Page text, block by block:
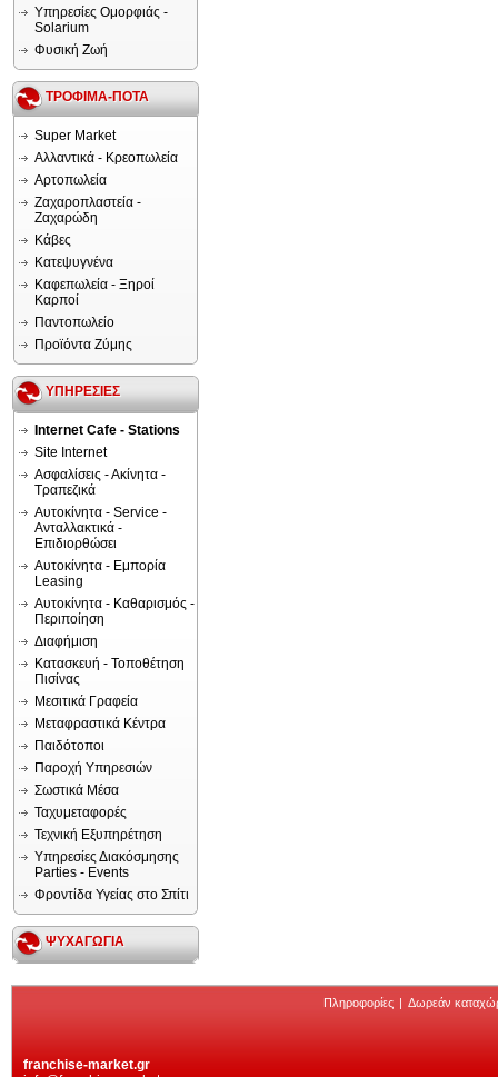
Υπηρεσίες Ομορφιάς -
Solarium
Φυσική Ζωή
ΤΡΟΦΙΜΑ-ΠΟΤΑ
Super Market
Αλλαντικά - Κρεοπωλεία
Αρτοπωλεία
Ζαχαροπλαστεία -
Ζαχαρώδη
Κάβες
Κατεψυγνένα
Καφεπωλεία - Ξηροί
Καρποί
Παντοπωλείο
Προϊόντα Ζύμης
ΥΠΗΡΕΣΙΕΣ
Internet Cafe - Stations
Site Internet
Ασφαλίσεις - Ακίνητα -
Τραπεζικά
Αυτοκίνητα - Service -
Ανταλλακτικά -
Επιδιορθώσει
Αυτοκίνητα - Εμπορία
Leasing
Αυτοκίνητα - Καθαρισμός -
Περιποίηση
Διαφήμιση
Κατασκευή - Τοποθέτηση
Πισίνας
Μεσιτικά Γραφεία
Μεταφραστικά Κέντρα
Παιδότοποι
Παροχή Υπηρεσιών
Σωστικά Μέσα
Ταχυμεταφορές
Τεχνική Εξυπηρέτηση
Υπηρεσίες Διακόσμησης
Parties - Events
Φροντίδα Υγείας στο Σπίτι
ΨΥΧΑΓΩΓΙΑ
Πληροφορίες | Δωρεάν
franchise-market.gr